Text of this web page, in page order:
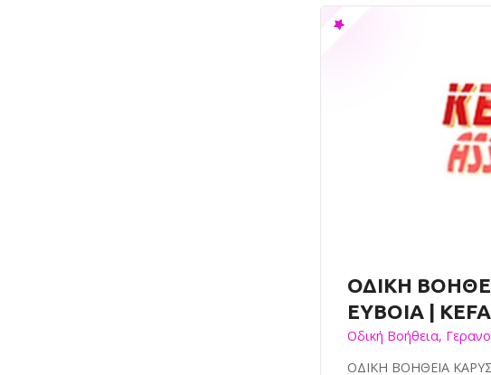
ΟΔΙΚΗ
ΕΥΒΟΙΑ |
Οδική Βοήθεια,
ΟΔΙΚΗ ΒΟΗΘΕΙΑ